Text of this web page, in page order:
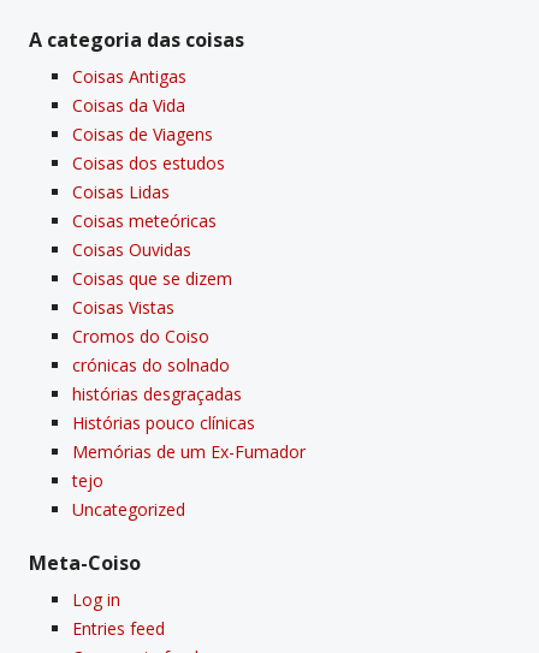
A categoria das coisas
Coisas Antigas
Coisas da Vida
Coisas de Viagens
Coisas dos estudos
Coisas Lidas
Coisas meteóricas
Coisas Ouvidas
Coisas que se dizem
Coisas Vistas
Cromos do Coiso
crónicas do solnado
histórias desgraçadas
Histórias pouco clí­nicas
Memórias de um Ex-Fumador
tejo
Uncategorized
Meta-Coiso
Log in
Entries feed